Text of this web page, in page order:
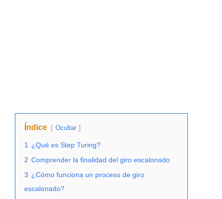
Índice Ocultar
1 ¿Qué es Step Turing?
2 Comprender la finalidad del giro escalonado
3 ¿Cómo funciona un proceso de giro
escalonado?